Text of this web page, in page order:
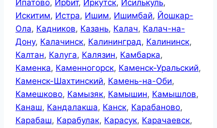
Ипатово, Ирбит, Иркутск, Исилькуль,
Искитим, Истра, Ишим, Ишимбай, Йошкар-
Ола, Кадников, Казань, Калач, Калач-на-
Дону, Калачинск, Калининград, Калининск,
Калтан, Калуга, Калязин, Камбарка,
Каменка, Каменногорск, Каменск-Уральский,
Каменск-Шахтинский, Камень-на-Оби,
Камешково, Камызяк, Камышин, Камышлов,
Канаш, Кандалакша, Канск, Карабаново,
Карабаш, Карабулак, Карасук, Карачаевск,